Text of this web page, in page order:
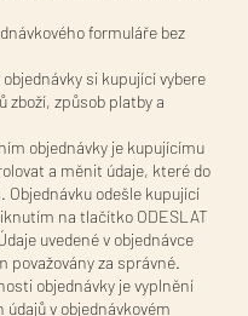
formuláře bez
si kupující vybere
zboží, způsob platby a
objednávky je kupujícímu
a měnit údaje, které do
Objednávku odešle kupující
na tlačítko ODESLAT
uvedené v objednávce
považovány za správné.
objednávky je vyplnění
v objednávkovém